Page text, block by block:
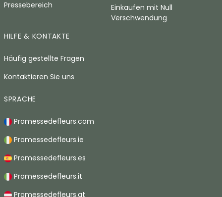
Pressebereich
Einkaufen mit Null
Verschwendung
HILFE & KONTAKTE
Häufig gestellte Fragen
Kontaktieren Sie uns
SPRACHE
Promessedefleurs.com
Promessedefleurs.ie
Promessedefleurs.es
Promessedefleurs.it
Promessedefleurs.at